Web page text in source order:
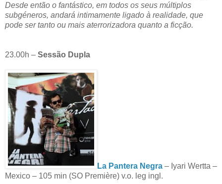
Desde então o fantástico, em todos os seus múltiplos
subgéneros, andará intimamente ligado à realidade, que
pode ser tanto ou mais aterrorizadora quanto a ficção.
23.00h – Sessão Dupla
La Pantera Negra – Iyari Wertta –
Mexico – 105 min (SO Première) v.o. leg ingl.